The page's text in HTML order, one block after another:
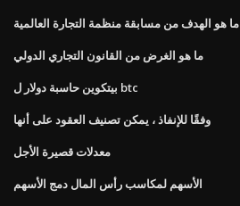
ما هو الهدف من مسابقة منظمة التجارة العالمية
ما هو الغرض من القانون التجاري الدولي
بيتكوين حاسبة دولار ل btc
وفقًا للإنفاذ ، يمكن تصنيف العقود على أنها
معدلات قصيرة الأجل
الأسهم لمكاسب رأس المال دمج الأسهم